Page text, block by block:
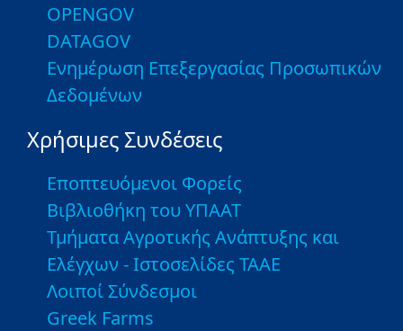
OPENGOV
DATAGOV
Ενημέρωση Επεξεργασίας Προσωπικών
Δεδομένων
Χρήσιμες Συνδέσεις
Εποπτευόμενοι Φορείς
Βιβλιοθήκη του ΥΠΑΑΤ
Τμήματα Αγροτικής Ανάπτυξης και
Ελέγχων - Ιστοσελίδες ΤΑΑΕ
Λοιποί Σύνδεσμοι
Greek Farms